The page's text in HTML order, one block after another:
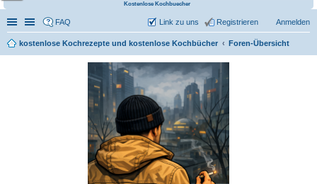
Kostenlose Kochbuecher
Schnellzugriff
Linkliste
FAQ Anmelden
Registrieren
Link zu uns
kostenlose Kochrezepte und kostenlose Kochbücher Foren-Übersicht